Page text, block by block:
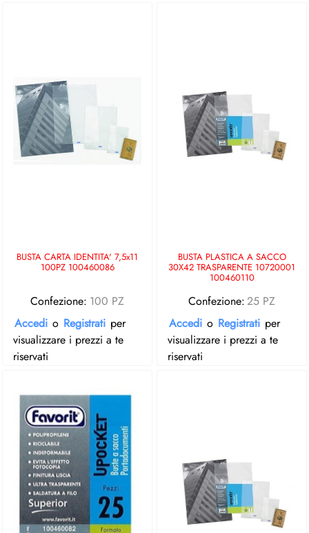
BUSTA CARTA IDENTITA' 7,5x11
100PZ 100460086
Confezione: 100 PZ
Accedi o Registrati per
visualizzare i prezzi a te
riservati
BUSTA PLASTICA A SACCO
30X42 TRASPARENTE 10720001
100460110
Confezione:25 PZ
Accedi o Registrati per
visualizzare i prezzi a te
riservati